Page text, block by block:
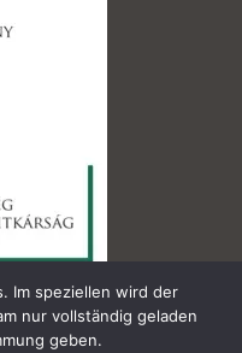
Im speziellen wird der
nur vollständig geladen
geben.